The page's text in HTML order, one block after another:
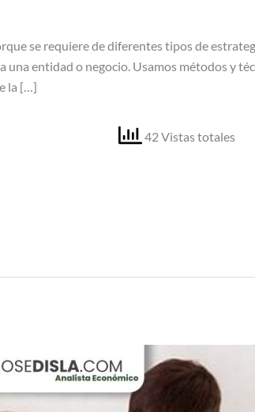
se requiere de diferentes tipos de
una entidad o negocio. Usamos métodos y
la […]
42 Vistas totales